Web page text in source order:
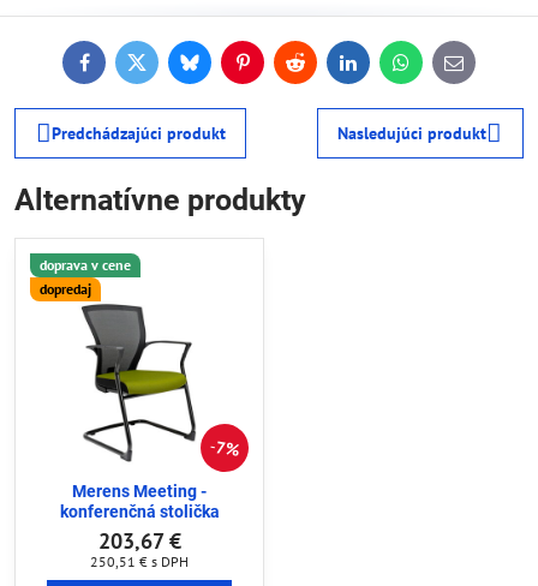
FacebookTwitterBlueskyPinterestReddit LinkedInWhatsApp
E-
mail
Predchádzajúci produkt Nasledujúci produkt
Alternatívne produkty
7%
doprava v cene
dopredaj
Merens Meeting -
konferenčná stolička
203,67 €
250,51 € s DPH